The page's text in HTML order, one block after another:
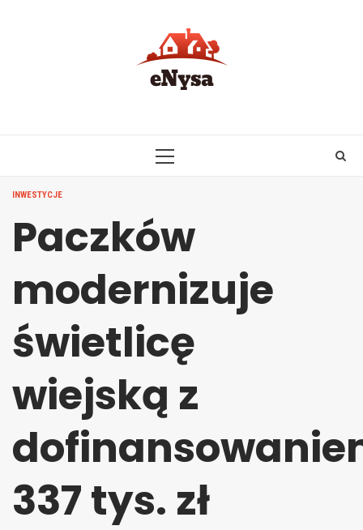
PRIMARY
INWESTYCJE
Paczków
modernizuje
świetlicę
wiejską z
337 tys. zł